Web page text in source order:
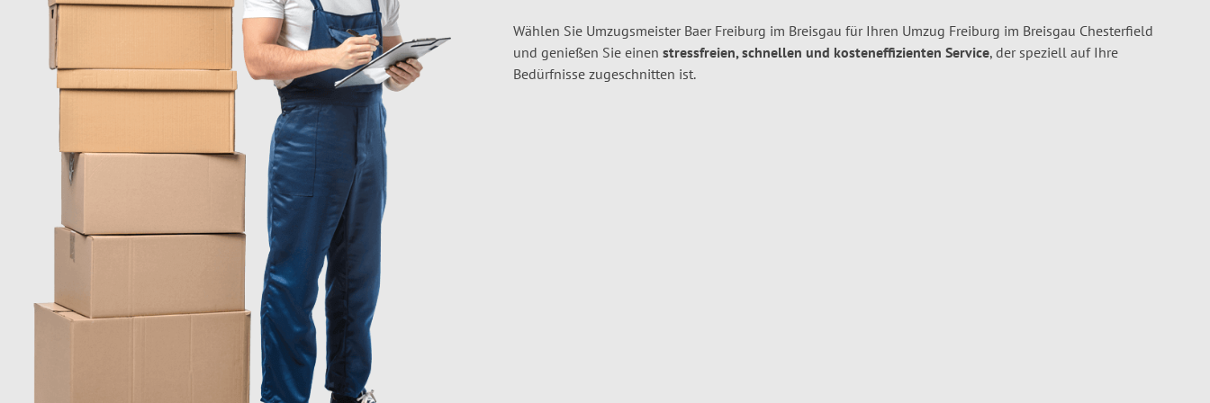
Wählen Sie Umzugsmeister Baer Freiburg im Breisgau für Ihren Umzug Freiburg im Breisgau Chesterfield
und genießen Sie einen stressfreien, schnellen und kosteneffizienten Service, der speziell auf Ihre
Bedürfnisse zugeschnitten ist.